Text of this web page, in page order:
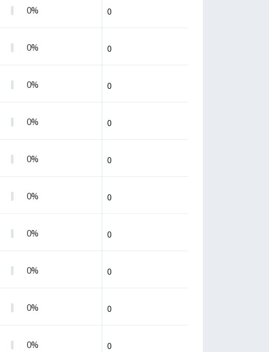
0% 0
0% 0
0% 0
0% 0
0% 0
0% 0
0% 0
0% 0
0% 0
0% 0